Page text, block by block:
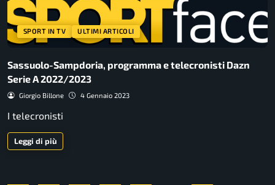
SPORT IN TV ULTIMI ARTICOLI
Sassuolo-Sampdoria, programma e telecronisti Dazn
Serie A 2022/2023
Giorgio Billone 4 Gennaio 2023
I telecronisti
Leggi di più